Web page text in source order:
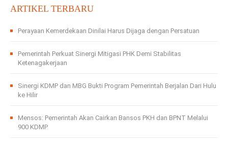
ARTIKEL TERBARU
Perayaan Kemerdekaan Dinilai Harus Dijaga dengan Persatuan
Pemerintah Perkuat Sinergi Mitigasi PHK Demi Stabilitas
Ketenagakerjaan
Sinergi KDMP dan MBG Bukti Program Pemerintah Berjalan Dari Hulu
ke Hilir
Mensos: Pemerintah Akan Cairkan Bansos PKH dan BPNT Melalui
900 KDMP